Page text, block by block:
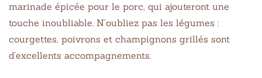
marinade épicée pour le porc, qui ajouteront une
touche inoubliable. N’oubliez pas les légumes :
courgettes, poivrons et champignons grillés sont
d’excellents accompagnements.